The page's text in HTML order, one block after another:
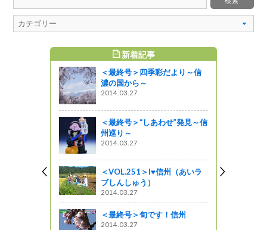
新着記事
＜最終号＞四季彩だより～信
濃の国から～
2014.03.27
＜最終号＞“しあわせ”発見～信
州巡り～
2014.03.27
＜VOL.251＞I♥信州（あいラ
ブしんしゅう）
2014.03.27
＜最終号＞旬です！信州
2014.03.27